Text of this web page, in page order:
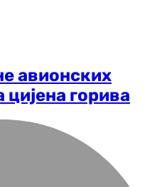
авионских
цијена горива